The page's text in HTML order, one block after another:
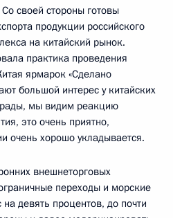
своей стороны готовы
продукции российского
на китайский рынок.
практика проведения
ярмарок «Сделано
большой интерес у китайских
мы видим реакцию
это очень приятно,
очень хорошо укладывается.
внешнеторговых
переходы и морские
девять процентов, до почти